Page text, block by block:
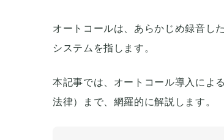
オートコールは、あらかじめ録音し
システムを指します。
本記事では、オートコール導入によ
法律）まで、網羅的に解説します。